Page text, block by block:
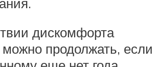
дискомфорта
продолжать, если